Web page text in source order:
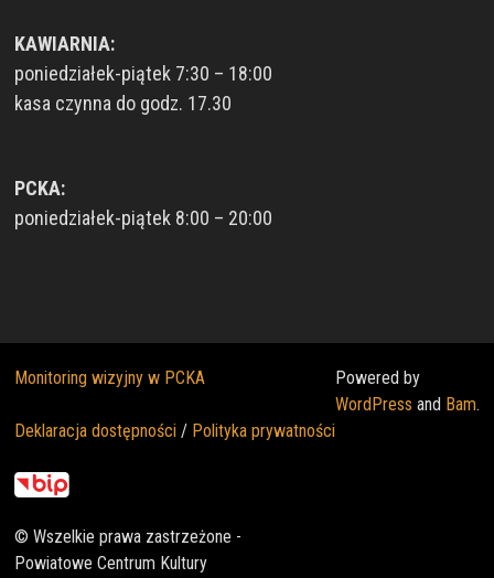
KAWIARNIA:
poniedziałek-piątek 7:30 – 18:00
kasa czynna do godz. 17.30
PCKA:
poniedziałek-piątek 8:00 – 20:00
Monitoring wizyjny w PCKA
Deklaracja dostępności/ Polityka prywatności
© Wszelkie prawa zastrzeżone -
Powiatowe Centrum Kultury
Powered by
WordPress and Bam.